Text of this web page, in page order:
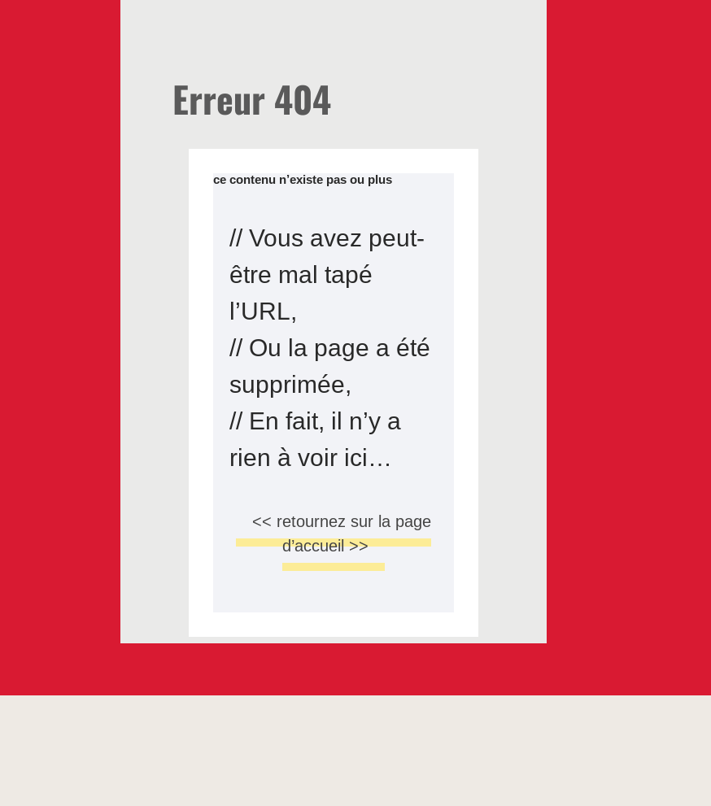
Erreur 404
ce contenu n’existe pas ou plus
// Vous avez peut-
être mal tapé
l’URL,
// Ou la page a été
supprimée,
// En fait, il n’y a
rien à voir ici…
<< retournez sur la page
d’accueil >>